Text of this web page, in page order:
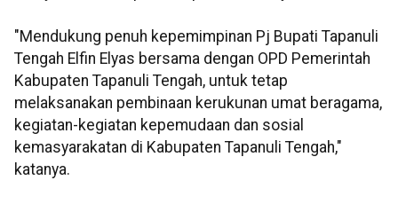
"Mendukung penuh kepemimpinan Pj Bupati Tapanuli
Tengah Elfin Elyas bersama dengan OPD Pemerintah
Kabupaten Tapanuli Tengah, untuk tetap
melaksanakan pembinaan kerukunan umat beragama,
kegiatan-kegiatan kepemudaan dan sosial
kemasyarakatan di Kabupaten Tapanuli Tengah,"
katanya.